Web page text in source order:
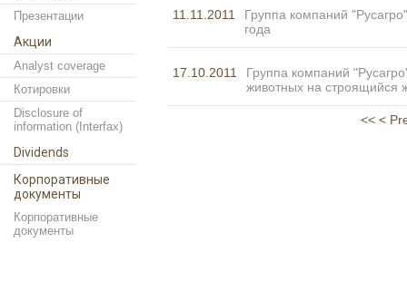
Презентации
Акции
Analyst coverage
Котировки
Disclosure of
information (Interfax)
Dividends
Корпоративные
документы
Корпоративные
документы
11.11.2011
Группа компаний
года
17.10.2011
Группа компаний
животных на строящийся
<< <